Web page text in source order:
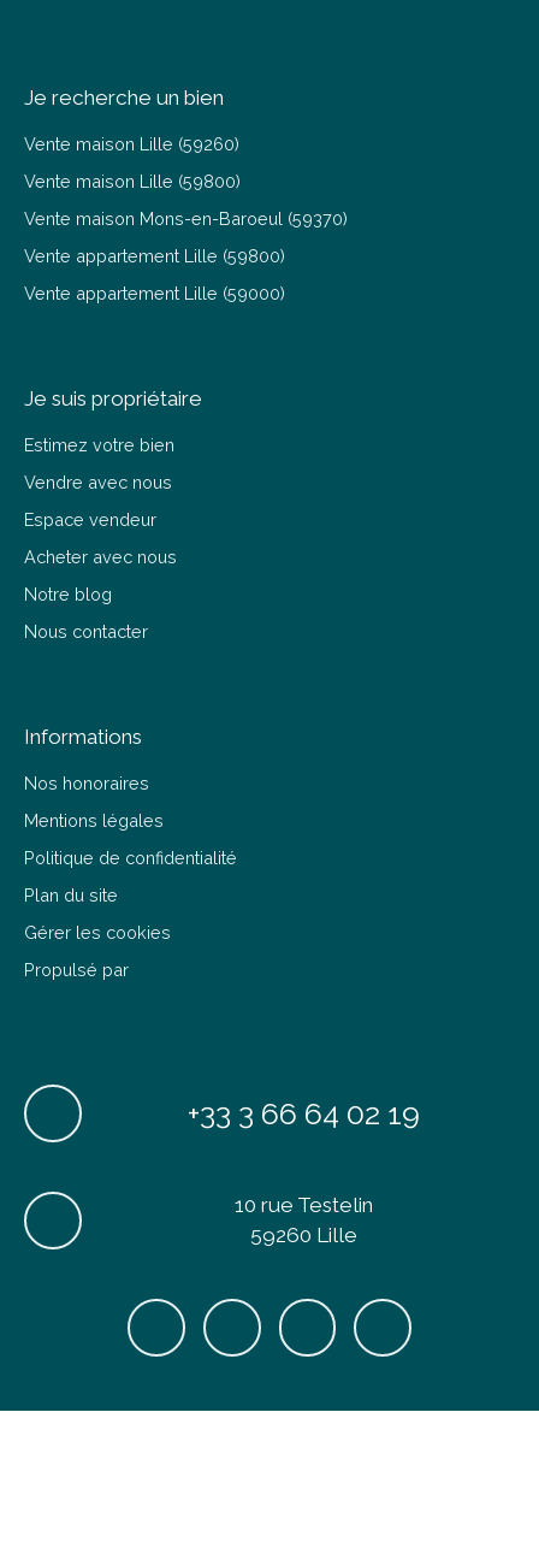
Je recherche un bien
Vente maison Lille (59260)
Vente maison Lille (59800)
Vente maison Mons-en-Baroeul (59370)
Vente appartement Lille (59800)
Vente appartement Lille (59000)
Je suis propriétaire
Estimez votre bien
Vendre avec nous
Espace vendeur
Acheter avec nous
Notre blog
Nous contacter
Informations
Nos honoraires
Mentions légales
Politique de confidentialité
Plan du site
Gérer les cookies
Propulsé par
+33 3 66 64 02 19
10 rue Testelin
59260 Lille